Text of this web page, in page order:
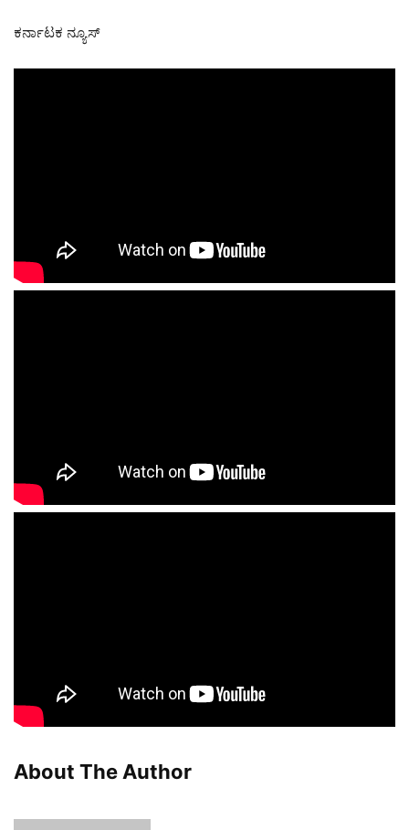
ಕರ್ನಾಟಕ ನ್ಯೂಸ್
About The Author